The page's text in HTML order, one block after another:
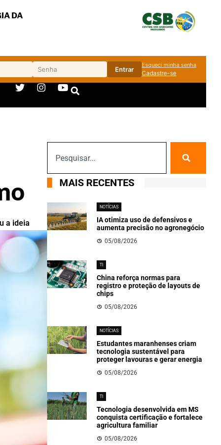
DA
Entrar
Esqueci minha senha
Cadastre-se
a ideia
MAIS RECENTES
NOTÍCIAS
IA otimiza uso de defensivos e
aumenta precisão no agronegócio
05/08/2026
TI
China reforça normas para
registro e proteção de layouts de
chips
05/08/2026
NOTÍCIAS
Estudantes maranhenses criam
tecnologia sustentável para
proteger lavouras e gerar energia
05/08/2026
TI
Tecnologia desenvolvida em MS
conquista certificação e fortalece
agricultura familiar
05/08/2026